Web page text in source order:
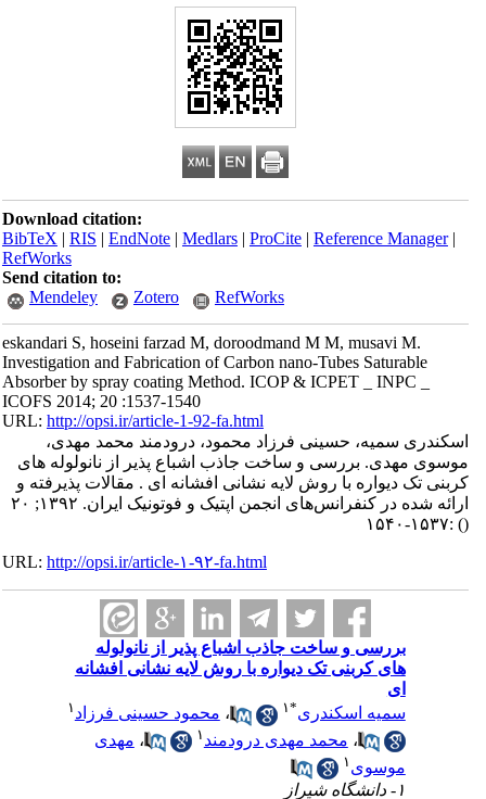
Download citation:
BibTeX|RIS|EndNote|Medlars|ProCite|Reference Manager
RefWorks
Send citation to:
Mendeley
Zotero RefWorks
eskandari S, hoseini farzad M, doroodmand M M, musavi M.
Investigation and Fabrication of Carbon nano-Tubes Saturable
Absorber by spray coating Method. ICOP & ICPET _ INPC _
ICOFS 2014; 20 :1537-1540
URL:http://opsi.ir/article-1-92-fa.html
اسکندری سمیه، حسینی فرزاد محمود، درودمند محمد مهدی،
موسوی مهدی. بررسی و ساخت جاذب اشباع پذیر از نانولوله های
کربنی تک دیواره با روش لایه نشانی افشانه ای . مقالات پذیرفته و
ارائه شده در کنفرانس‌های انجمن اپتیک و فوتونیک ایران. ۱۳۹۲; ۲۰
:۱۵۳۷-۱۵۴۰
URL:http://opsi.ir/article-۱-۹۲-fa.html
بررسی و ساخت جاذب اشباع پذیر از نانولوله
های کربنی تک دیواره با روش لایه نشانی افشانه
ای
سمیه اسکندری* ۱ ،محمود حسینی فرزاد ۱
،محمد مهدی درودمند۱ ،مهدی
موسوی